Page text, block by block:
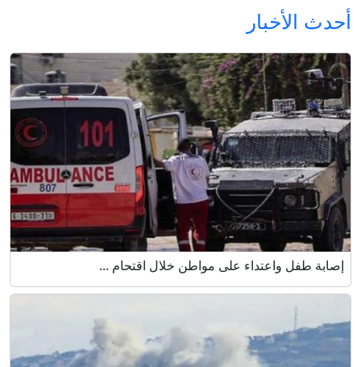
أحدث الأخبار
إصابة طفل واعتداء على مواطن خلال اقتحام ...